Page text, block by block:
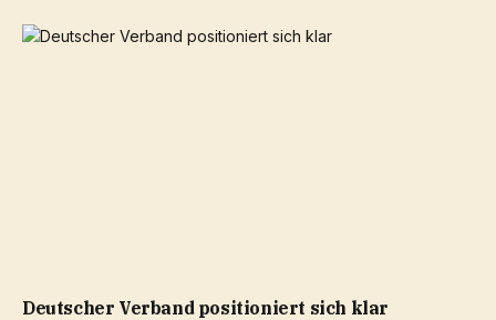
Deutscher Verband positioniert sich klar